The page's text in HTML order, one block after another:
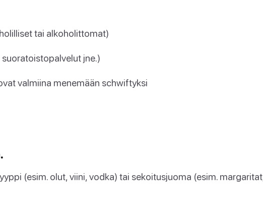
tai alkoholittomat)
jne.)
valmiina menemään schwiftyksi
(esim. olut, viini, vodka) tai sekoitusjuoma (esim. margaritat,